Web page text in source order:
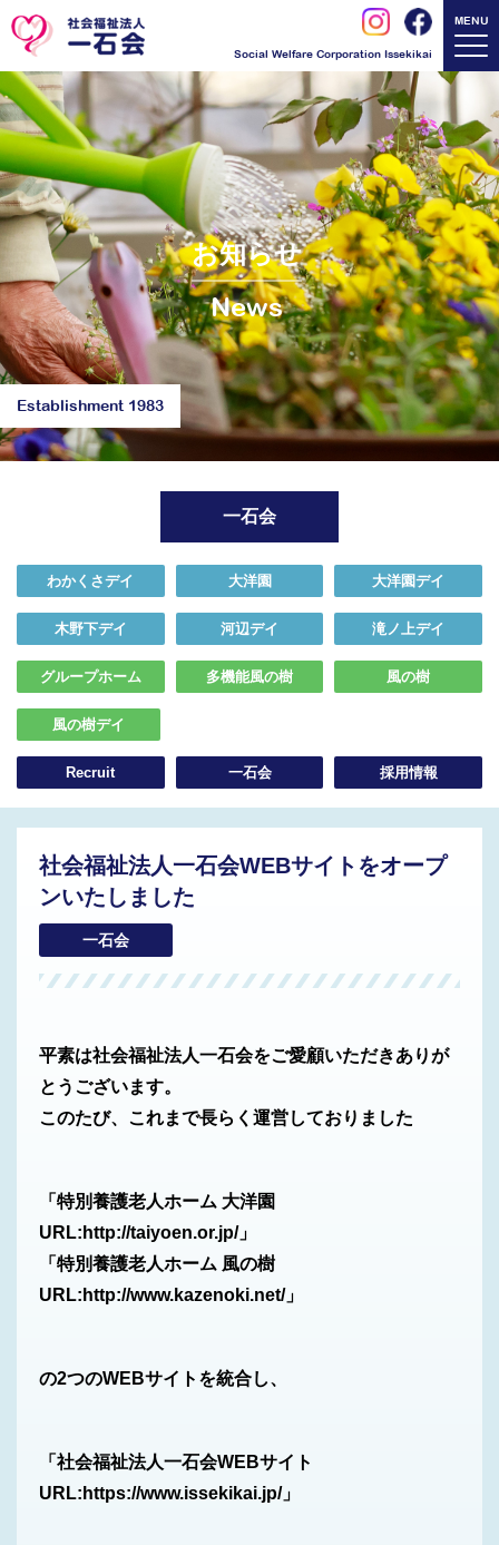
Social Welfare Corporation Issekikai
MENU
お知らせ
News
Establishment 1983
一石会
わかくさデイ 大洋園 大洋園デイ
木野下デイ 河辺デイ 滝ノ上デイ
グループホーム 多機能風の樹 風の樹
風の樹デイ
Recruit 一石会 採用情報
社会福祉法人一石会WEBサイトをオープ
ンいたしました
一石会
平素は社会福祉法人一石会をご愛顧いただきありが
とうございます。
このたび、これまで長らく運営しておりました
「特別養護老人ホーム 大洋園
URL:http://taiyoen.or.jp/」
「特別養護老人ホーム 風の樹
URL:http://www.kazenoki.net/」
の2つのWEBサイトを統合し、
「社会福祉法人一石会WEBサイト
URL:https://www.issekikai.jp/」